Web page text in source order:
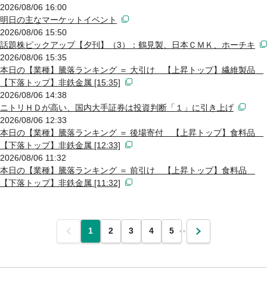
2026/08/06 16:00
明日の主なマーケットイベント
2026/08/06 15:50
話題株ピックアップ【夕刊】（3）：鶴見製、日本ＣＭＫ、ホーチキ
2026/08/06 15:35
本日の【業種】騰落ランキング ＝ 大引け 【上昇トップ】繊維製品
【下落トップ】非鉄金属 [15:35]
2026/08/06 14:38
ニトリＨＤが高い、国内大手証券は投資判断「１」に引き上げ
2026/08/06 12:33
本日の【業種】騰落ランキング ＝ 後場寄付 【上昇トップ】食料品
【下落トップ】非鉄金属 [12:33]
2026/08/06 11:32
本日の【業種】騰落ランキング ＝ 前引け 【上昇トップ】食料品
【下落トップ】非鉄金属 [11:32]
前 1 2 3 4 5 … 次